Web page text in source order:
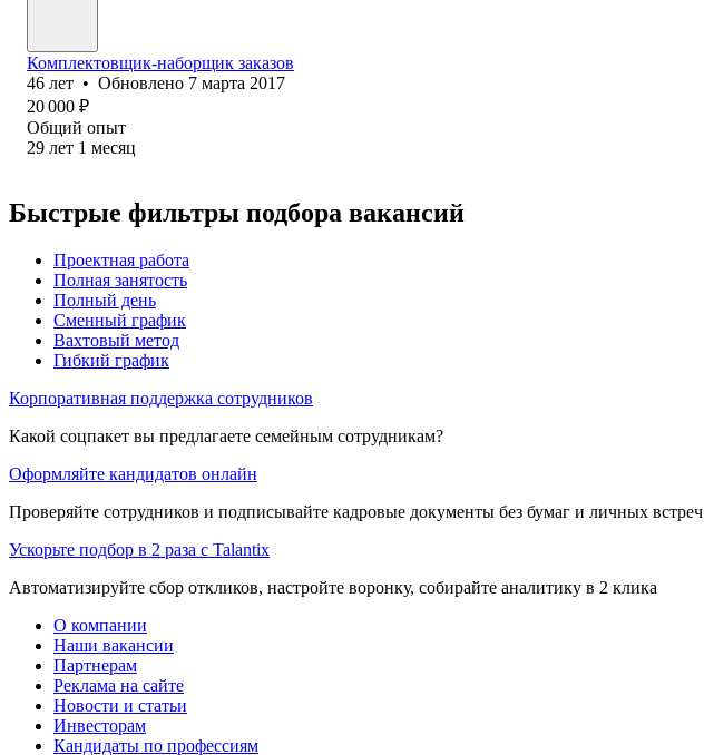
Комплектовщик-наборщик заказов
46 лет • Обновлено 7 марта 2017
20 000 ₽
Общий опыт
29 лет 1 месяц
Быстрые фильтры подбора вакансий
Проектная работа
Полная занятость
Полный день
Сменный график
Вахтовый метод
Гибкий график
Корпоративная поддержка сотрудников
Какой соцпакет вы предлагаете семейным сотрудникам?
Оформляйте кандидатов онлайн
Проверяйте сотрудников и подписывайте кадровые документы без бумаг и личных встреч
Ускорьте подбор в 2 раза с Talantix
Автоматизируйте сбор откликов, настройте воронку, собирайте аналитику в 2 клика
О компании
Наши вакансии
Партнерам
Реклама на сайте
Новости и статьи
Инвесторам
Кандидаты по профессиям